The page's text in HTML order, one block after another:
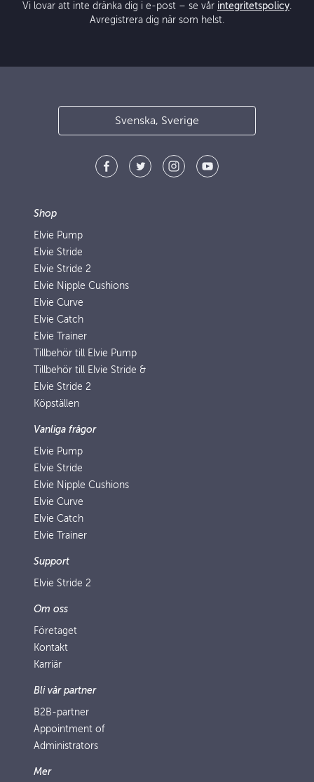
Vi lovar att inte dränka dig i e-post – se vår integritetspolicy.
Avregistrera dig när som helst.
Svenska, Sverige
Shop
Elvie Pump
Elvie Stride
Elvie Stride 2
Elvie Nipple Cushions
Elvie Curve
Elvie Catch
Elvie Trainer
Tillbehör till Elvie Pump
Tillbehör till Elvie Stride &
Elvie Stride 2
Köpställen
Vanliga frågor
Elvie Pump
Elvie Stride
Elvie Nipple Cushions
Elvie Curve
Elvie Catch
Elvie Trainer
Support
Elvie Stride 2
Om oss
Företaget
Kontakt
Karriär
Bli vår partner
B2B-partner
Appointment of
Administrators
Mer